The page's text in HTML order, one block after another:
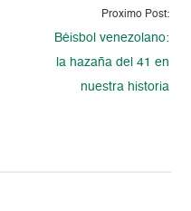
Proximo Post:
Béisbol venezolano:
la hazaña del 41 en
nuestra historia